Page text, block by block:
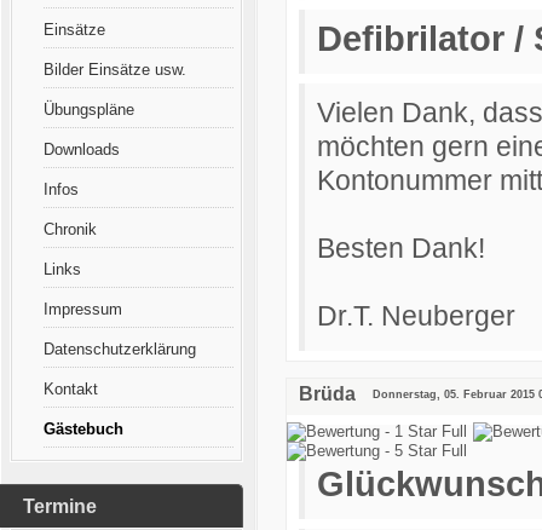
Einsätze
Bilder Einsätze usw.
Übungspläne
Downloads
Infos
Chronik
Links
Impressum
Datenschutzerklärung
Kontakt
Gästebuch
Termine
Defibrilator /
Vielen Dank,
möchten gern
Kontonummer
Besten Dank!
Dr.T. Neuberger
Brüda Donnerstag, 05. Februar 2015